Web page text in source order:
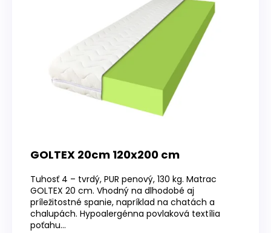
GOLTEX 20cm 120x200 cm
Tuhosť 4 – tvrdý, PUR penový, 130 kg. Matrac
GOLTEX 20 cm. Vhodný na dlhodobé aj
príležitostné spanie, napríklad na chatách a
chalupách. Hypoalergénna povlaková textília
poťahu...